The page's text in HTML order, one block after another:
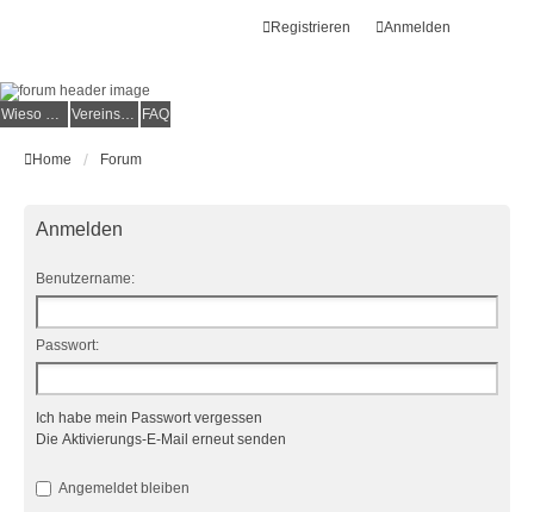
Anmelden
Registrieren
Wieso der e.V.? Vereinsmitglied werden FAQ
Home Forum
Anmelden
Benutzername:
Passwort:
Ich habe mein Passwort vergessen
Die Aktivierungs-E-Mail erneut senden
Angemeldet bleiben